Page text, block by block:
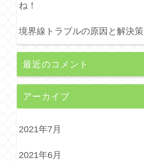
ね！
境界線トラブルの原因と解決策
最近のコメント
アーカイブ
2021年7月
2021年6月